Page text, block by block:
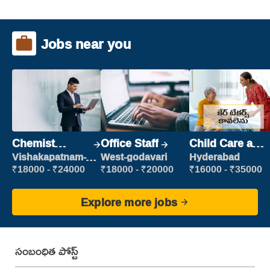
Jobs near you
Chemist
Production
Executive
Vishakapatnam-
new
₹18000 - ₹24000
Office Staff
West-godavari
₹18000 - ₹20000
Child Care and
Patient care
Hyderabad
₹16000 - ₹35000
Explore more jobs
సంబంధిత పోస్ట్